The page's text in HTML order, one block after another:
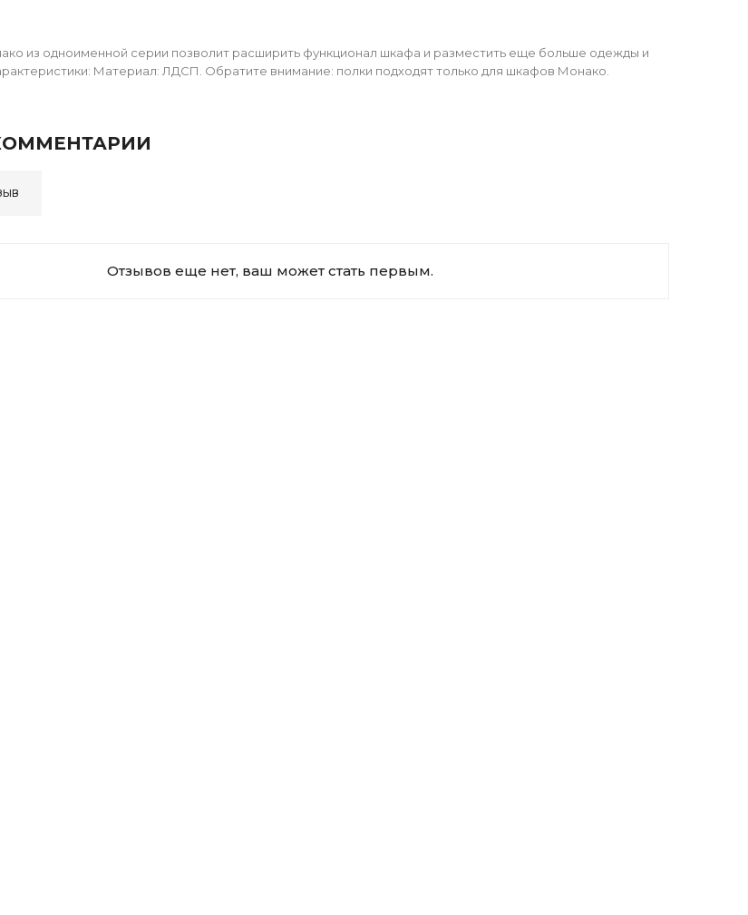
из одноименной серии позволит расширить функционал шкафа и разместить еще больше одежды и
Материал: ЛДСП. Обратите внимание: полки подходят только для шкафов Монако.
Отзывов еще нет, ваш может стать первым.